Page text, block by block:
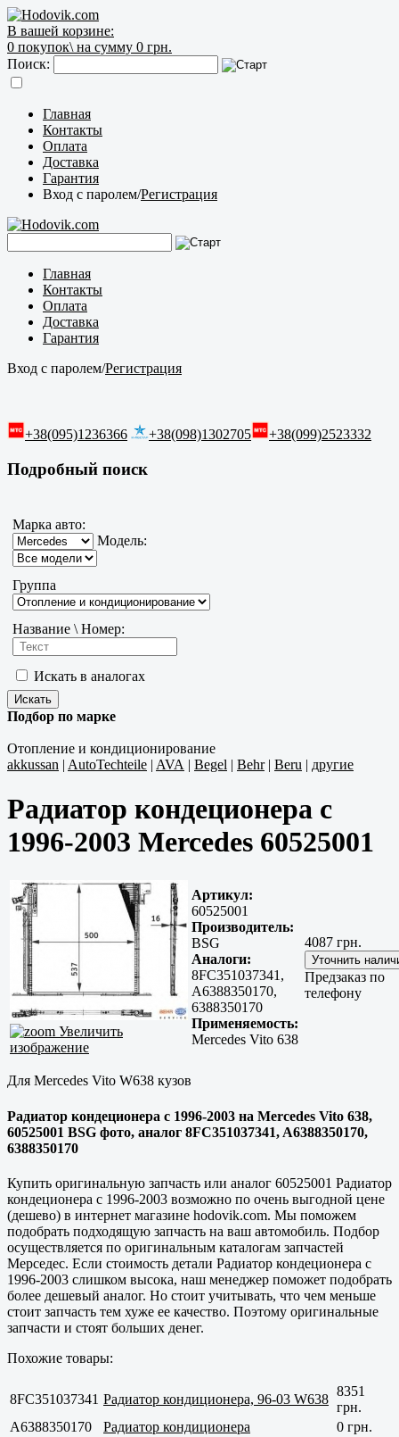
В вашей корзине:
0 покупок\ на сумму 0 грн.
Поиск:
Главная
Контакты
Оплата
Доставка
Гарантия
Вход с паролем/Регистрация
Главная
Контакты
Оплата
Доставка
Гарантия
Вход с паролем/Регистрация
+38(095)1236366 +38(098)1302705 +38(099)2523332
Подробный поиск
Марка авто:
Модель:
Группа
Название \ Номер:
Искать в аналогах
Подбор по марке
Отопление и кондиционирование
akkussan | AutoTechteile | AVA | Begel | Behr| Beru | другие
Радиатор кондеционера с
1996-2003 Mercedes 60525001
Увеличить
изображение
Артикул:
60525001
Производитель:
BSG
Аналоги:
8FC351037341,
A6388350170,
6388350170
Применяемость:
Mercedes Vito 638
4087 грн.
Предзаказ по
телефону
Для Mercedes Vito W638 кузов
Радиатор кондеционера с 1996-2003 на Mercedes Vito 638,
60525001 BSG фото, аналог 8FC351037341, A6388350170,
6388350170
Купить оригинальную запчасть или аналог 60525001 Радиатор
кондеционера с 1996-2003 возможно по очень выгодной цене
(дешево) в интернет магазине hodovik.com. Мы поможем
подобрать подходящую запчасть на ваш автомобиль. Подбор
осуществляется по оригинальным каталогам запчастей
Мерседес. Если стоимость детали Радиатор кондеционера с
1996-2003 слишком высока, наш менеджер поможет подобрать
более дешевый аналог. Но стоит учитывать, что чем меньше
стоит запчасть тем хуже ее качество. Поэтому оригинальные
запчасти и стоят больших денег.
Похожие товары:
8FC351037341 Радиатор кондиционера, 96-03 W638
8351
грн.
A6388350170
Радиатор кондиционера
0 грн.